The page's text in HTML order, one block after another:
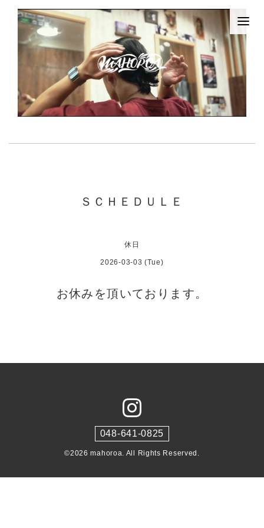
ＳＣＨＥＤＵＬＥ
休日
2026-03-03 (Tue)
お休みを頂いております。
048-641-0825
©2026mahoroa. All Rights Reserved.